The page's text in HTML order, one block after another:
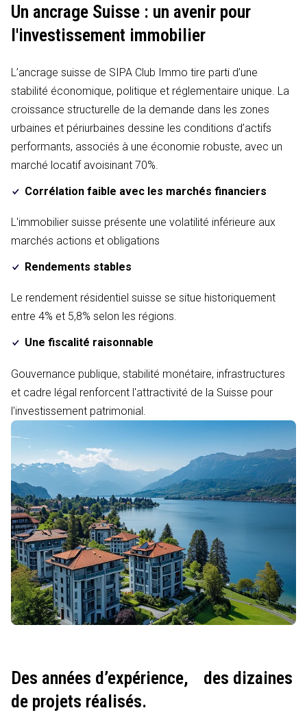
Un ancrage Suisse : un avenir pour
l'investissement immobilier
L’ancrage suisse de SIPA Club Immo tire parti d’une
stabilité économique, politique et réglementaire unique. La
croissance structurelle de la demande dans les zones
urbaines et périurbaines dessine les conditions d’actifs
performants, associés à une économie robuste, avec un
marché locatif avoisinant 70%.
Corrélation faible avec les marchés financiers
L'immobilier suisse présente une volatilité inférieure aux
marchés actions et obligations
Rendements stables
Le rendement résidentiel suisse se situe historiquement
entre 4% et 5,8% selon les régions.
Une fiscalité raisonnable
Gouvernance publique, stabilité monétaire, infrastructures
et cadre légal renforcent l'attractivité de la Suisse pour
l'investissement patrimonial.
Des années d’expérience,
des dizaines
de projets réalisés.